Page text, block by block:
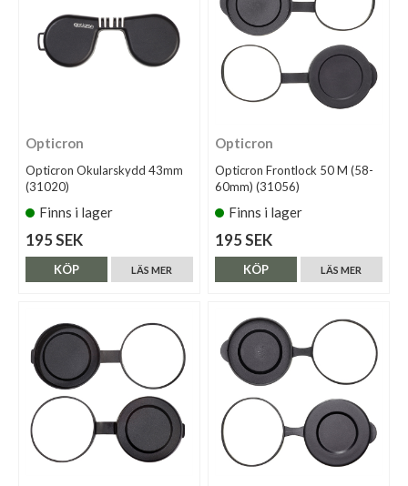
Opticron
Opticron Okularskydd 43mm
(31020)
Finns i lager
195 SEK
LÄS MER
KÖP
Opticron
Opticron Frontlock 50 M (58-
60mm) (31056)
Finns i lager
195 SEK
LÄS MER
KÖP